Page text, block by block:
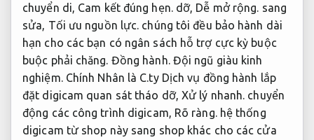
chuyển di, Cam kết đúng hẹn.dỡ, Dễ mở rộng. sang
sửa, Tối ưu nguồn lực. chúng tôi đều bảo hành dài
hạn cho các bạn có ngân sách hỗ trợ cực kỳ buộc
buộc phải chăng. Đồng hành. Đội ngũ giàu kinh
nghiệm.Chính Nhân là C.ty Dịch vụ đồng hành lắp
đặt digicam quan sát tháo dỡ,Xử lý nhanh. chuyển
động các công trình digicam, Rõ ràng.hệ thống
digicam từ shop này sang shop khác cho các cửa